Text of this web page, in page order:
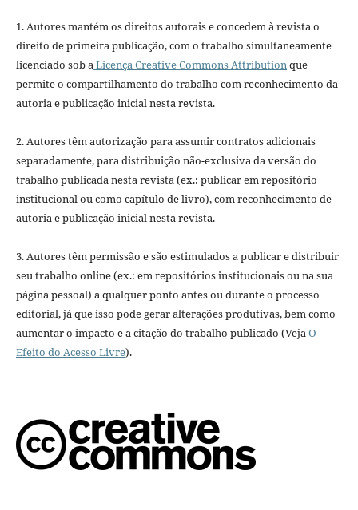
1. Autores mantém os direitos autorais e concedem à revista o
direito de primeira publicação, com o trabalho simultaneamente
licenciado sob aLicença Creative Commons Attributionque
permite o compartilhamento do trabalho com reconhecimento da
autoria e publicação inicial nesta revista.
2. Autores têm autorização para assumir contratos adicionais
separadamente, para distribuição não-exclusiva da versão do
trabalho publicada nesta revista (ex.: publicar em repositório
institucional ou como capítulo de livro), com reconhecimento de
autoria e publicação inicial nesta revista.
3. Autores têm permissão e são estimulados a publicar e distribuir
seu trabalho online (ex.: em repositórios institucionais ou na sua
página pessoal) a qualquer ponto antes ou durante o processo
editorial, já que isso pode gerar alterações produtivas, bem como
aumentar o impacto e a citação do trabalho publicado (VejaO
Efeito do Acesso Livre).